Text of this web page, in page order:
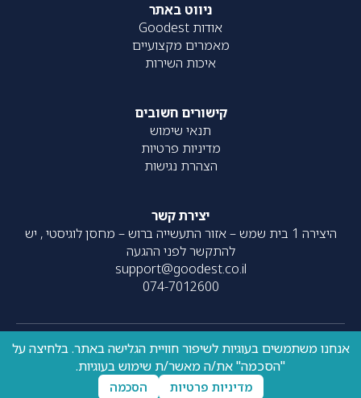
ניווט באתר
אודות Goodest
מאמרים מקצועיים
איכות השירות
קישורים חשובים
תנאי שימוש
מדיניות פרטיות
הצהרת נגישות
יצירת קשר
היצירה 1 בית שמש – אזור התעשייה ברוש – מחסן לוגיסטי , יש
להתקשר לפני ההגעה
support@goodest.co.il
074-7012600
כל הזכויות שמורות – 2020- עוצב על ידיresolve| פותח על ידי
UpNext
אנחנו משתמשים בעוגיות לשיפור חוויית הגלישה באתר. בלחיצה על
"הסכמה" את/ה מאשר/ת שימוש בעוגיות.
מדיניות פרטיות הסכמה